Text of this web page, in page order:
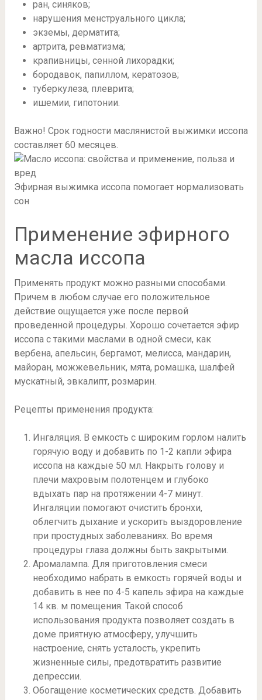
ран, синяков;
нарушения менструального цикла;
экземы, дерматита;
артрита, ревматизма;
крапивницы, сенной лихорадки;
бородавок, папиллом, кератозов;
туберкулеза, плеврита;
ишемии, гипотонии.
Важно! Срок годности маслянистой выжимки иссопа
составляет 60 месяцев.
Эфирная выжимка иссопа помогает нормализовать
сон
Применение эфирного
масла иссопа
Применять продукт можно разными способами.
Причем в любом случае его положительное
действие ощущается уже после первой
проведенной процедуры. Хорошо сочетается эфир
иссопа с такими маслами в одной смеси, как
вербена, апельсин, бергамот, мелисса, мандарин,
майоран, можжевельник, мята, ромашка, шалфей
мускатный, эвкалипт, розмарин.
Рецепты применения продукта:
Ингаляция. В емкость с широким горлом налить
горячую воду и добавить по 1-2 капли эфира
иссопа на каждые 50 мл. Накрыть голову и
плечи махровым полотенцем и глубоко
вдыхать пар на протяжении 4-7 минут.
Ингаляции помогают очистить бронхи,
облегчить дыхание и ускорить выздоровление
при простудных заболеваниях. Во время
процедуры глаза должны быть закрытыми.
Аромалампа. Для приготовления смеси
необходимо набрать в емкость горячей воды и
добавить в нее по 4-5 капель эфира на каждые
14 кв. м помещения. Такой способ
использования продукта позволяет создать в
доме приятную атмосферу, улучшить
настроение, снять усталость, укрепить
жизненные силы, предотвратить развитие
депрессии.
Обогащение косметических средств. Добавить